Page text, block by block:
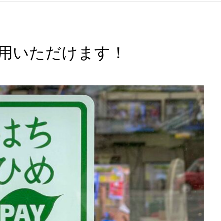
いただけます！